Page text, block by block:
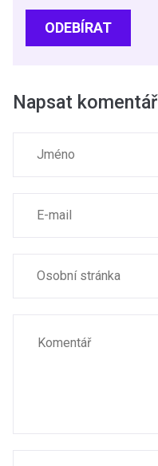
ODEBÍRAT
Napsat komentář